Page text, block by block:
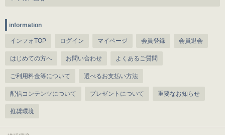
information
インフォTOP ログイン マイページ 会員登録 会員退会
はじめての方へ お問い合わせ よくあるご質問
ご利用料金等について 選べるお支払い方法
配信コンテンツについて プレゼントについて 重要なお知らせ
推奨環境